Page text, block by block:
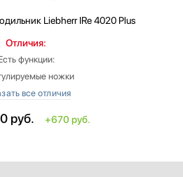
Liebherr IRe 4020 Plus
Отличия:
функции:
ножки
«Отпуск»
меньше на 3.8 см
двери: световая и звуковая
руб. +670 руб.